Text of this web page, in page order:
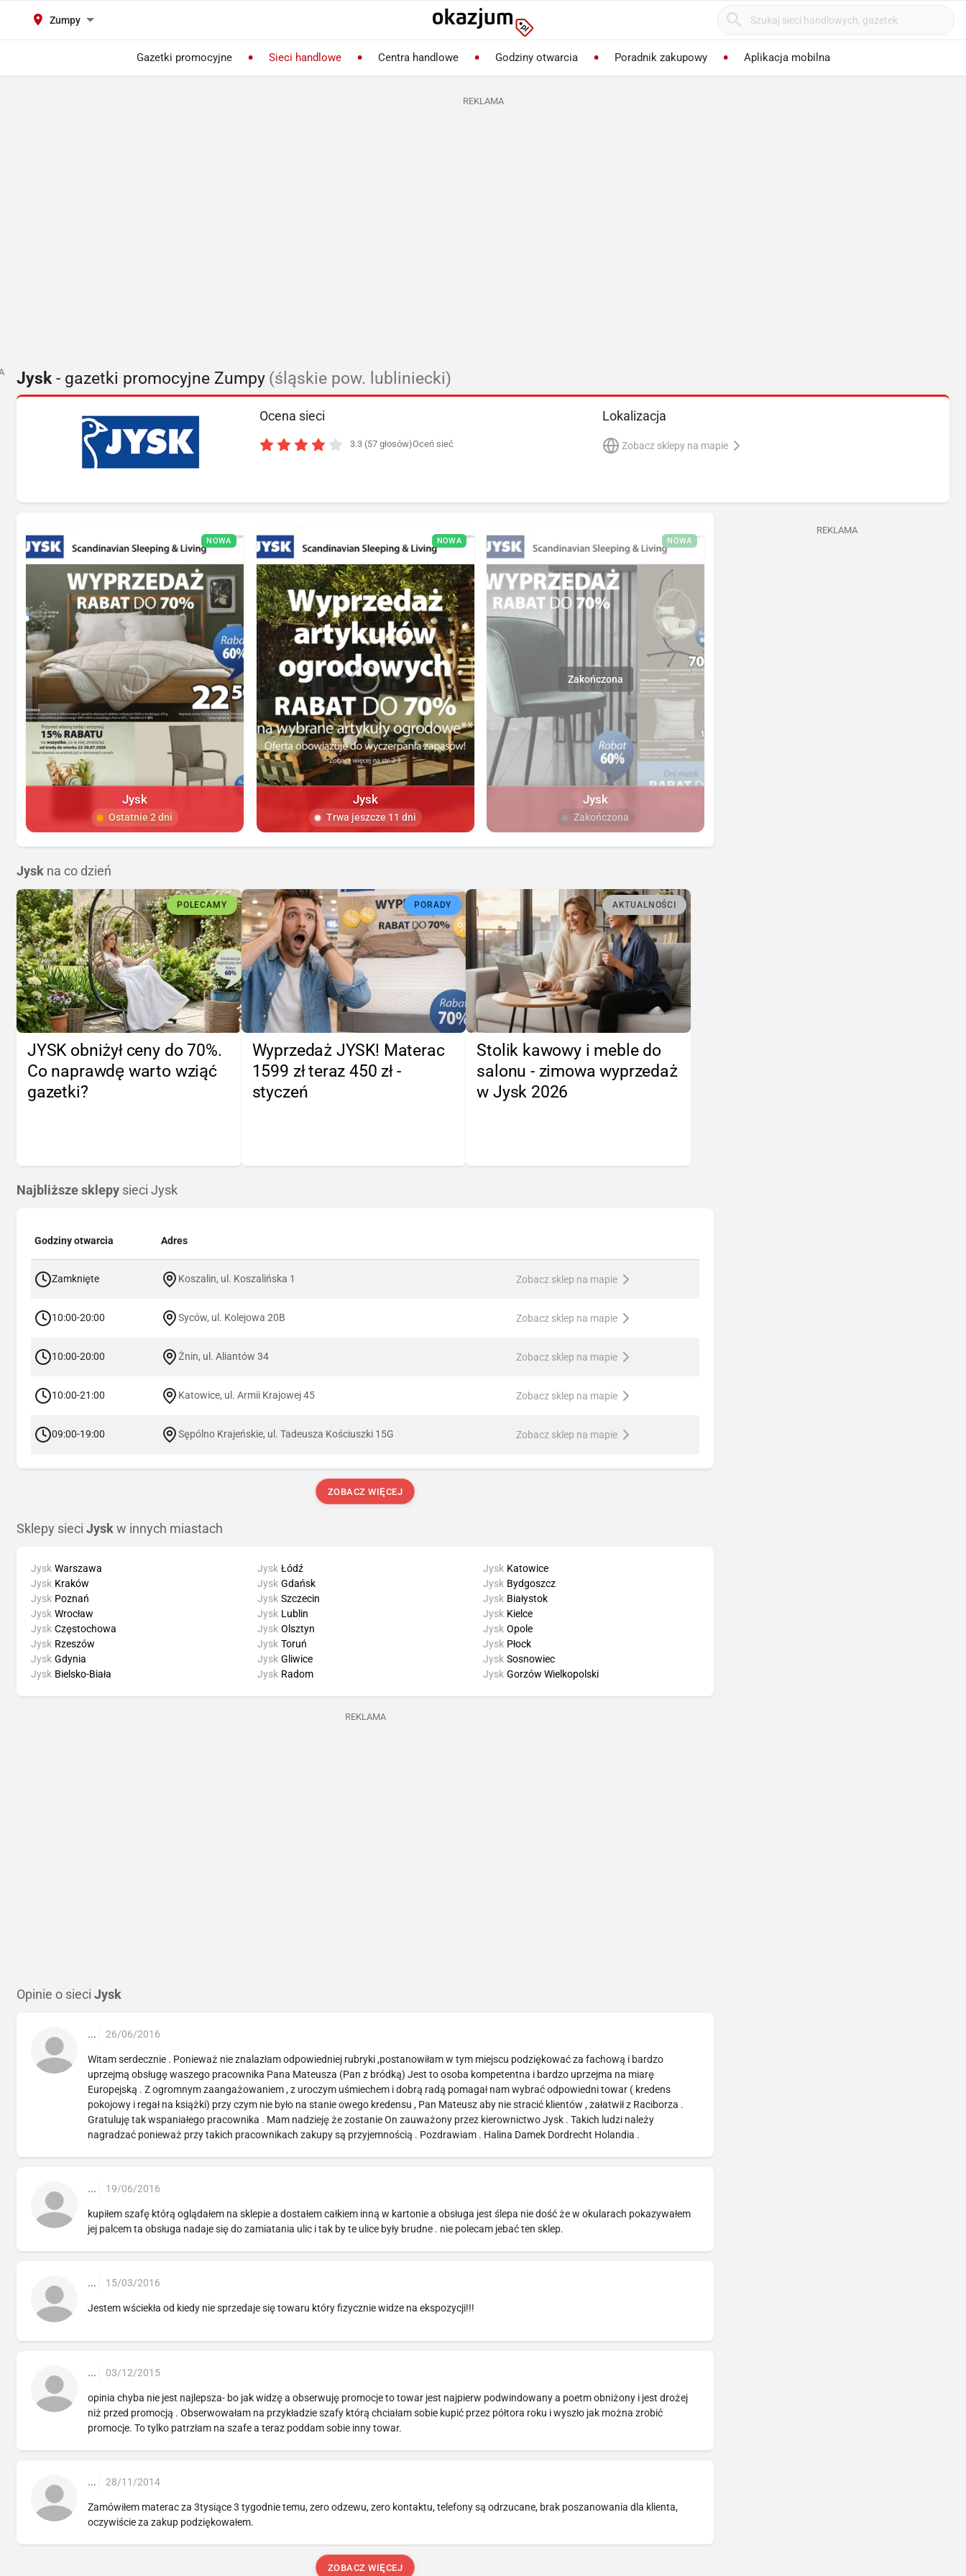
Zumpy
Gazetki promocyjne Sieci handlowe Centra handlowe Godziny otwarcia Poradnik zakupowy Aplikacja mobilna
REKLAMA
Jysk- gazetki promocyjne Zumpy (śląskie pow. lubliniecki)
Ocena sieci
3.3 (57 głosów)Oceń sieć
Lokalizacja
Zobacz sklepy na mapie
NOWA
Jysk
Ostatnie 2 dni
NOWA
Jysk
Trwa jeszcze 11 dni
NOWA
Jysk
Zakończona
Jysk na co dzień
POLECAMY
JYSK obniżył ceny do 70%.
Co naprawdę warto wziąć
gazetki?
PORADY
Wyprzedaż JYSK! Materac
1599 zł teraz 450 zł -
styczeń
AKTUALNOŚCI
Stolik kawowy i meble do
salonu - zimowa wyprzedaż
w Jysk 2026
Najbliższe sklepy sieci Jysk
Godziny otwarcia Adres
Zamknięte Koszalin, ul. Koszalińska 1 Zobacz sklep na mapie
10:00-20:00 Syców, ul. Kolejowa 20B Zobacz sklep na mapie
10:00-20:00 Żnin, ul. Aliantów 34 Zobacz sklep na mapie
10:00-21:00 Katowice, ul. Armii Krajowej 45 Zobacz sklep na mapie
09:00-19:00 Sępólno Krajeńskie, ul. Tadeusza Kościuszki 15G Zobacz sklep na mapie
ZOBACZ WIĘCEJ
Sklepy sieci Jysk w innych miastach
Jysk Warszawa
Jysk Kraków
Jysk Poznań
Jysk Wrocław
Jysk Łódź
Jysk Gdańsk
Jysk Szczecin
Jysk Lublin
Jysk Katowice
Jysk Bydgoszcz
Jysk Białystok
Jysk Kielce
Jysk Częstochowa
Jysk Rzeszów
Jysk Gdynia
Jysk Bielsko-Biała
Jysk Olsztyn
Jysk Toruń
Jysk Gliwice
Jysk Radom
Jysk Opole
Jysk Płock
Jysk Sosnowiec
Jysk Gorzów Wielkopolski
REKLAMA
Opinie o sieci Jysk
... 26/06/2016
Witam serdecznie . Ponieważ nie znalazłam odpowiedniej rubryki ,postanowiłam w tym miejscu podziękować za fachową i bardzo
uprzejmą obsługę waszego pracownika Pana Mateusza (Pan z bródką) Jest to osoba kompetentna i bardzo uprzejma na miarę
Europejską . Z ogromnym zaangażowaniem , z uroczym uśmiechem i dobrą radą pomagał nam wybrać odpowiedni towar ( kredens
pokojowy i regał na książki) przy czym nie było na stanie owego kredensu , Pan Mateusz aby nie stracić klientów , załatwił z Raciborza .
Gratuluję tak wspaniałego pracownika . Mam nadzieję że zostanie On zauważony przez kierownictwo Jysk . Takich ludzi należy
nagradzać ponieważ przy takich pracownikach zakupy są przyjemnością . Pozdrawiam . Halina Damek Dordrecht Holandia .
... 19/06/2016
kupiłem szafę którą oglądałem na sklepie a dostałem całkiem inną w kartonie a obsługa jest ślepa nie dość że w okularach pokazywałem
jej palcem ta obsługa nadaje się do zamiatania ulic i tak by te ulice były brudne . nie polecam jebać ten sklep.
... 15/03/2016
Jestem wściekła od kiedy nie sprzedaje się towaru który fizycznie widze na ekspozycji!!!
... 03/12/2015
opinia chyba nie jest najlepsza- bo jak widzę a obserwuję promocje to towar jest najpierw podwindowany a poetm obniżony i jest drożej
niż przed promocją . Obserwowałam na przykładzie szafy którą chciałam sobie kupić przez półtora roku i wyszło jak można zrobić
promocje. To tylko patrzłam na szafe a teraz poddam sobie inny towar.
... 28/11/2014
Zamówiłem materac za 3tysiące 3 tygodnie temu, zero odzewu, zero kontaktu, telefony są odrzucane, brak poszanowania dla klienta,
oczywiście za zakup podziękowałem.
ZOBACZ WIĘCEJ
REKLAMA